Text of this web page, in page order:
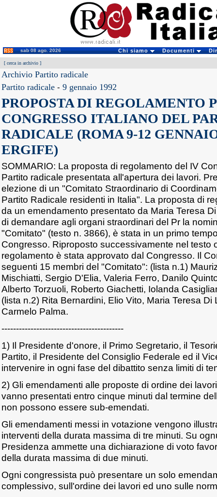
sab 08 ago. 2026 Chi siamo Documenti
[ cerca in archivio ]
Archivio Partito radicale
Partito radicale - 9 gennaio 1992
PROPOSTA DI REGOLAMENTO
CONGRESSO ITALIANO DEL
RADICALE (ROMA 9-12
ERGIFE)
SOMMARIO: La proposta di regolamento del IV
Partito radicale presentata all'apertura dei lavori.
elezione di un "Comitato Straordinario di
Partito Radicale residenti in Italia". La proposta di
da un emendamento presentato da Maria Teresa
di demandare agli organi straordinari del Pr la
"Comitato" (testo n. 3866), è stata in un primo
Congresso. Riproposto successivamente nel testo
regolamento è stata approvato dal Congresso. Il
seguenti 15 membri del "Comitato": (lista n.1)
Mischiatti, Sergio D'Elia, Valeria Ferro, Danilo
Alberto Torzuoli, Roberto Giachetti, Iolanda
(lista n.2) Rita Bernardini, Elio Vito, Maria Teresa
Carmelo Palma.
------------------------------------------
1) Il Presidente d'onore, il Primo Segretario, il
Partito, il Presidente del Consiglio Federale ed il
intervenire in ogni fase del dibattito senza limiti di
2) Gli emendamenti alle proposte di ordine dei
vanno presentati entro cinque minuti dal termine
non possono essere sub-emendati.
Gli emendamenti messi in votazione vengono
interventi della durata massima di tre minuti. Su
Presidenza ammette una dichiarazione di voto
della durata massima di due minuti.
Ogni congressista può presentare un solo
complessivo, sull'ordine dei lavori ed uno sulle